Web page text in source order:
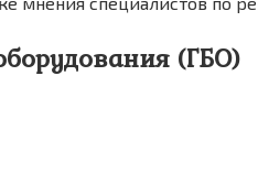
(ГБО)